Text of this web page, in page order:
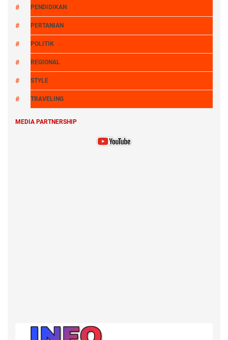
PENDIDIKAN
PERTANIAN
POLITIK
REGIONAL
STYLE
TRAVELING
MEDIA PARTNERSHIP